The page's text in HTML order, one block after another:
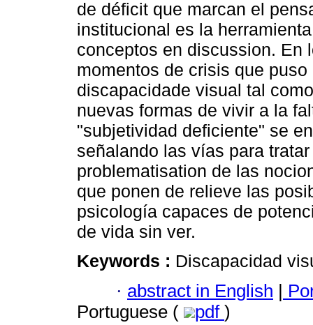
de déficit que marcan el
institucional es la
conceptos en discussion. En
momentos de crisis que
discapacidade visual tal
nuevas formas de vivir a la
"subjetividad deficiente" se
señalando las vías para
problematisation de las
que ponen de relieve las
psicología capaces de
de vida sin ver.
Keywords : Discapacidad
· abstract in English |
Portuguese (
pdf )